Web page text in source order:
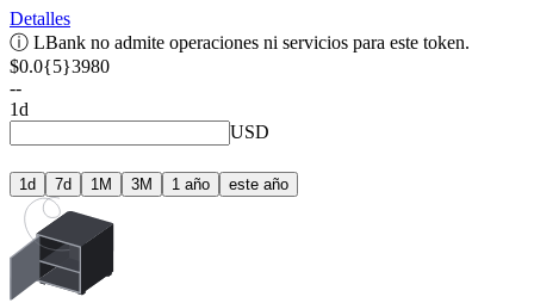
Detalles
ⓘ LBank no admite operaciones ni servicios para este token.
$0.0{5}3980
--
1d
USD
1d 7d 1M 3M 1 año este año